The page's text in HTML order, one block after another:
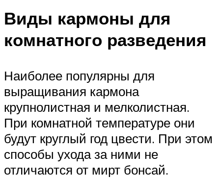
Виды кармоны для
комнатного разведения
Наиболее популярны для
выращивания кармона
крупнолистная и мелколистная.
При комнатной температуре они
будут круглый год цвести. При этом
способы ухода за ними не
отличаются от мирт бонсай.